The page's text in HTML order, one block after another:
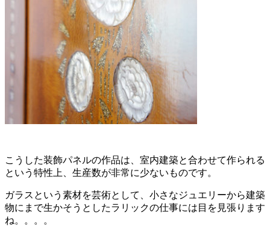
こうした装飾パネルの作品は、室内建築と合わせて作られる
という特性上、生産数が非常に少ないものです。
ガラスという素材を芸術として、小さなジュエリーから建築
物にまで生かそうとしたラリックの仕事には目を見張ります
ね。。。。